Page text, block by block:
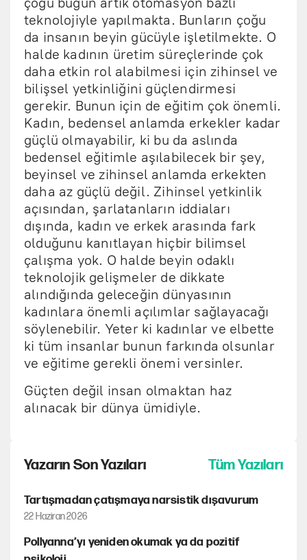
teknolojiyle yapılmakta. Bunların çoğu
da insanın beyin gücüyle işletilmekte. O
halde kadının üretim süreçlerinde çok
daha etkin rol alabilmesi için zihinsel ve
bilişsel yetkinliğini güçlendirmesi
gerekir. Bunun için de eğitim çok önemli.
Kadın, bedensel anlamda erkekler kadar
güçlü olmayabilir, ki bu da aslında
bedensel eğitimle aşılabilecek bir şey,
beyinsel ve zihinsel anlamda erkekten
daha az güçlü değil. Zihinsel yetkinlik
açısından, şarlatanların iddiaları
dışında, kadın ve erkek arasında fark
olduğunu kanıtlayan hiçbir bilimsel
çalışma yok. O halde beyin odaklı
teknolojik gelişmeler de dikkate
alındığında geleceğin dünyasının
kadınlara önemli açılımlar sağlayacağı
söylenebilir. Yeter ki kadınlar ve elbette
ki tüm insanlar bunun farkında olsunlar
ve eğitime gerekli önemi versinler.
Güçten değil insan olmaktan haz
alınacak bir dünya ümidiyle.
Yazarın Son Yazıları Tüm Yazıları
Tartışmadan çatışmaya narsistik dışavurum
22 Haziran 2026
Pollyanna’yı yeniden okumak ya da pozitif